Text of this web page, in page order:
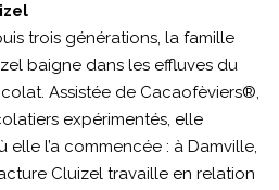
trois générations, la famille
baigne dans les effluves du
Assistée de Cacaofèviers®,
expérimentés, elle
l’a commencée : à Damville,
Cluizel travaille en relation